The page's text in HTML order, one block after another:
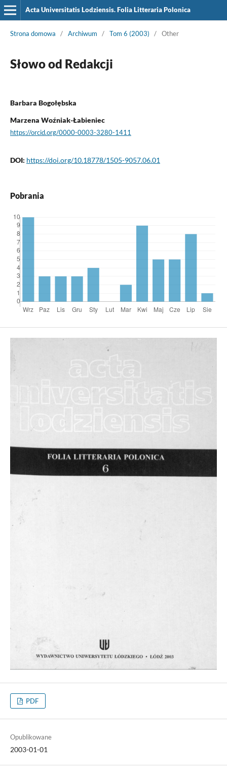
Acta Universitatis Lodziensis. Folia Litteraria Polonica
Strona domowa / Archiwum / Tom 6 (2003) / Other
Słowo od Redakcji
Barbara Bogołębska
Marzena Woźniak-Łabieniec
https://orcid.org/0000-0003-3280-1411
DOI: https://doi.org/10.18778/1505-9057.06.01
Pobrania
PDF
Opublikowane
2003-01-01